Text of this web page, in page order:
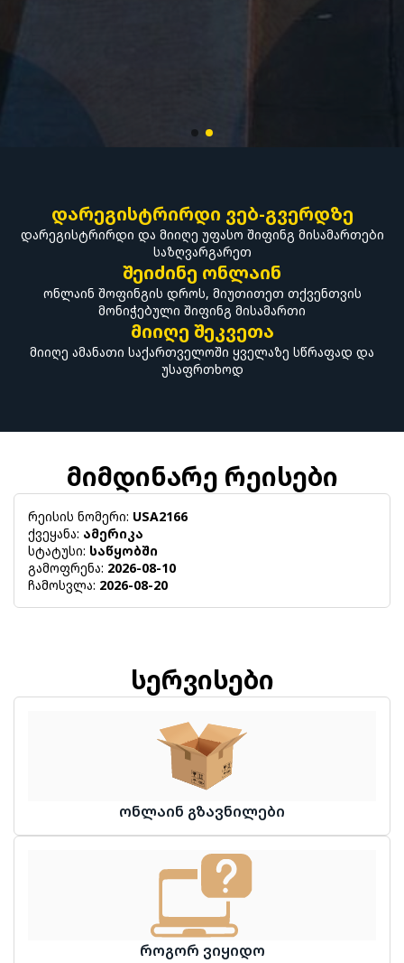
დარეგისტრირდი ვებ-გვერდზე
დარეგისტრირდი და მიიღე უფასო შიფინგ მისამართები
საზღვარგარეთ
შეიძინე ონლაინ
ონლაინ შოფინგის დროს, მიუთითეთ თქვენთვის
მონიჭებული შიფინგ მისამართი
მიიღე შეკვეთა
მიიღე ამანათი საქართველოში ყველაზე სწრაფად და
უსაფრთხოდ
მიმდინარე რეისები
რეისის ნომერი: USA2166
ქვეყანა: ამერიკა
სტატუსი: საწყობში
გამოფრენა: 2026-08-10
ჩამოსვლა: 2026-08-20
სერვისები
ონლაინ გზავნილები
როგორ ვიყიდო